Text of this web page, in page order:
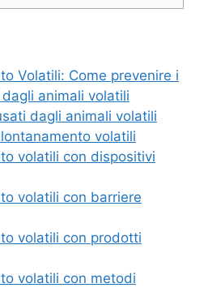
Volatili: Come prevenire i
animali volatili
dagli animali volatili
volatili
volatili con dispositivi
volatili con barriere
volatili con prodotti
volatili con metodi